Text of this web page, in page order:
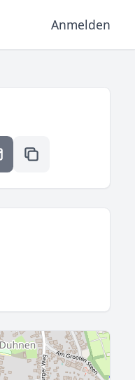
Anmelden